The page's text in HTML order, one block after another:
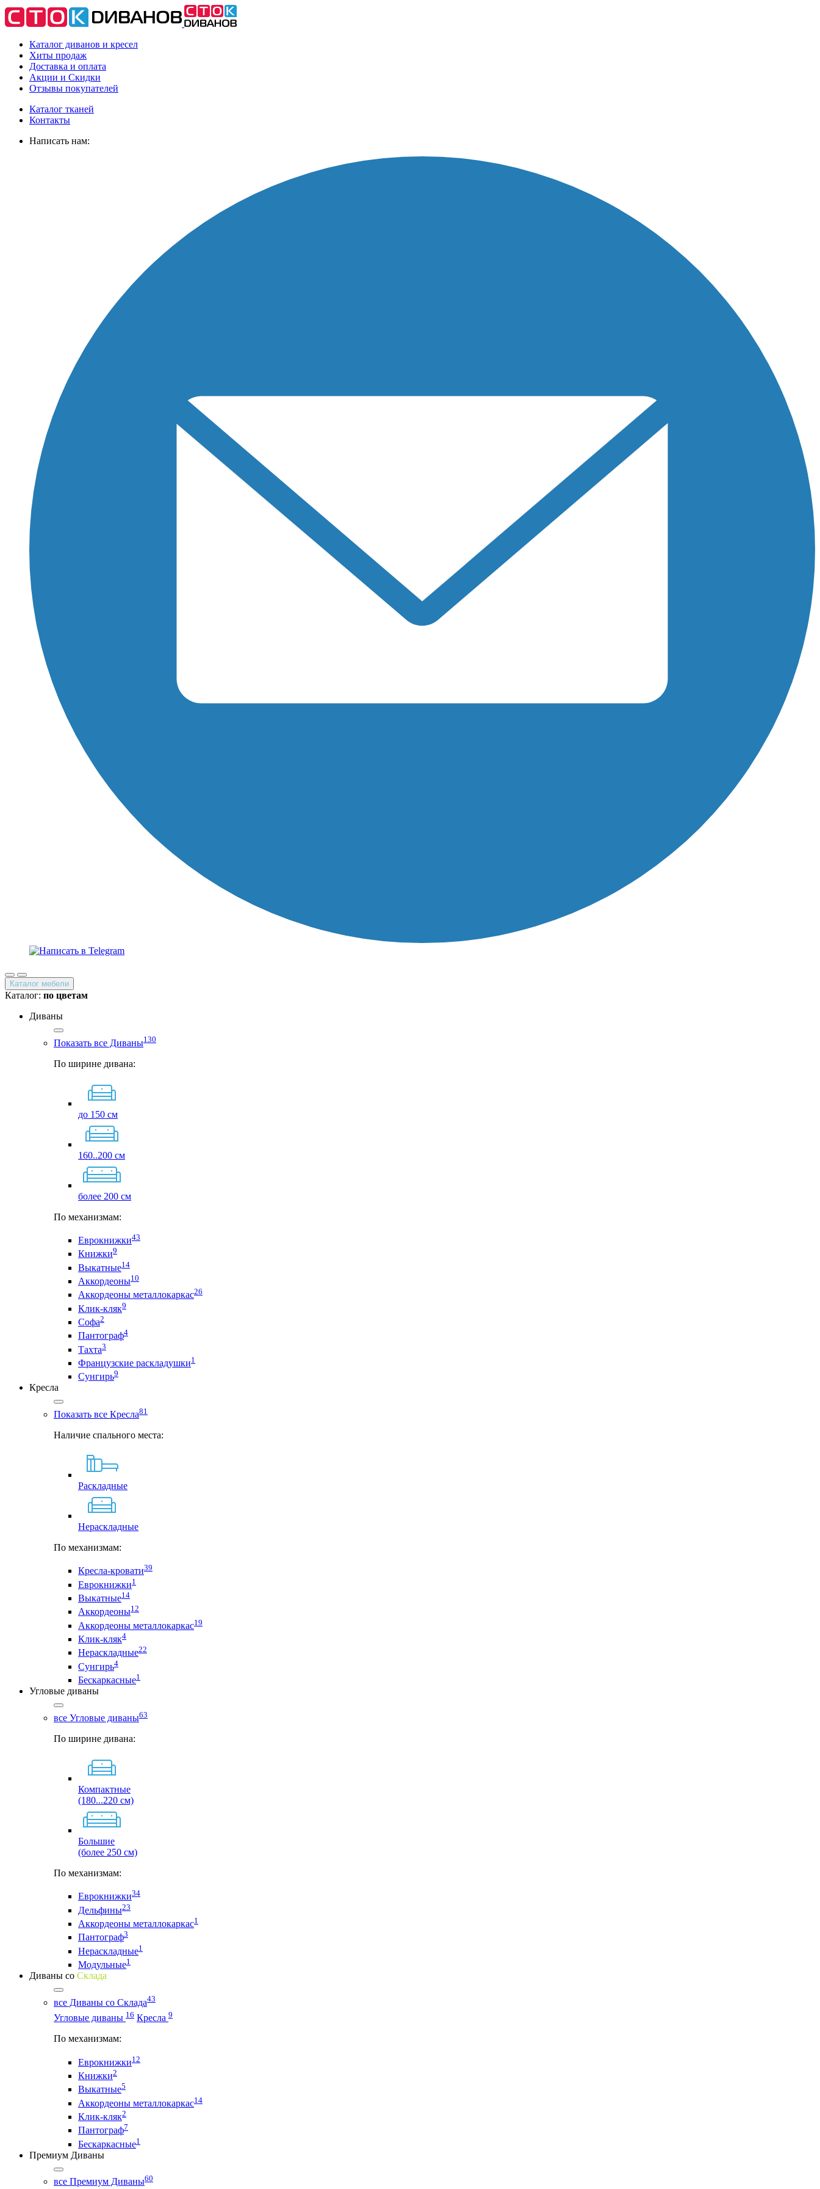
Каталог диванов и кресел
Хиты продаж
Доставка и оплата
Акции и Скидки
Отзывы покупателей
Каталог тканей
Контакты
Написать нам:
Каталог мебели
Каталог: по цветам
Диваны
Показать все Диваны130
По ширине дивана:
до 150 см
160..200 см
более 200 см
По механизмам:
Еврокнижки43
Книжки9
Выкатные14
Аккордеоны10
Аккордеоны металлокаркас26
Клик-кляк9
Софа2
Пантограф4
Тахта3
Французские раскладушки1
Сунгирь9
Кресла
Показать все Кресла81
Наличие спального места:
Раскладные
Нераскладные
По механизмам:
Кресла-кровати39
Еврокнижки1
Выкатные14
Аккордеоны12
Аккордеоны металлокаркас19
Клик-кляк4
Нераскладные22
Сунгирь4
Бескаркасные1
Угловые диваны
все Угловые диваны63
По ширине дивана:
Компактные
(180...220 см)
Большие
(более 250 см)
По механизмам:
Еврокнижки34
Дельфины23
Аккордеоны металлокаркас1
Пантограф3
Нераскладные1
Модульные1
Диваны со Склада
все Диваны со Склада43
Угловые диваны 16 Кресла 9
По механизмам:
Еврокнижки12
Книжки2
Выкатные5
Аккордеоны металлокаркас14
Клик-кляк2
Пантограф7
Бескаркасные1
Премиум Диваны
все Премиум Диваны60